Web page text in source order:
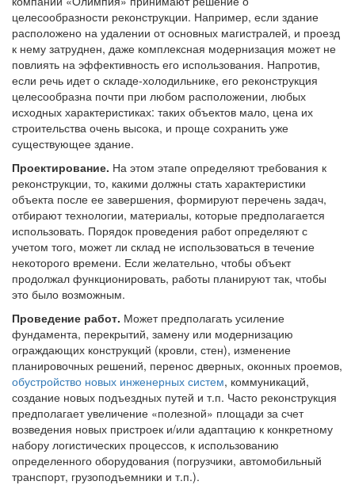
целесообразности реконструкции. Например, если здание
расположено на удалении от основных магистралей, и проезд
к нему затруднен, даже комплексная модернизация может не
повлиять на эффективность его использования. Напротив,
если речь идет о складе-холодильнике, его реконструкция
целесообразна почти при любом расположении, любых
исходных характеристиках: таких объектов мало, цена их
строительства очень высока, и проще сохранить уже
существующее здание.
Проектирование. На этом этапе определяют требования к
реконструкции, то, какими должны стать характеристики
объекта после ее завершения, формируют перечень задач,
отбирают технологии, материалы, которые предполагается
использовать. Порядок проведения работ определяют с
учетом того, может ли склад не использоваться в течение
некоторого времени. Если желательно, чтобы объект
продолжал функционировать, работы планируют так, чтобы
это было возможным.
Проведение работ. Может предполагать усиление
фундамента, перекрытий, замену или модернизацию
ограждающих конструкций (кровли, стен), изменение
планировочных решений, перенос дверных, оконных проемов,
обустройство новых инженерных систем, коммуникаций,
создание новых подъездных путей и т.п. Часто реконструкция
предполагает увеличение «полезной» площади за счет
возведения новых пристроек и/или адаптацию к конкретному
набору логистических процессов, к использованию
определенного оборудования (погрузчики, автомобильный
транспорт, грузоподъемники и т.п.).